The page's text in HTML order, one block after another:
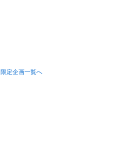
限定企画一覧へ